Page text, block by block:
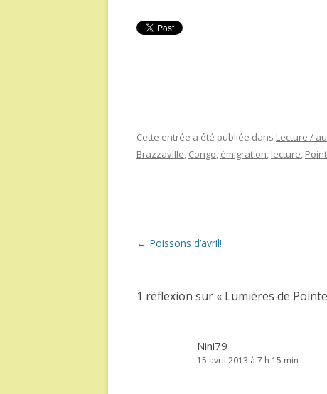
Cette entrée a été publiée dans Lecture /
Brazzaville, Congo, émigration, lecture,
Navigation
← Poissons d’avril!
1 réflexion sur « Lumières de
Nini79
15 avril 2013 à 7 h 15 min